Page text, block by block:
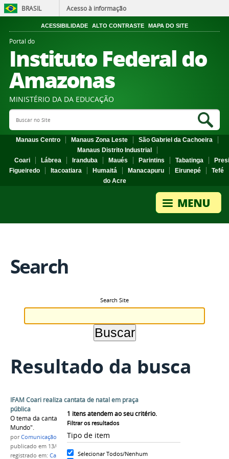
BRASIL Acesso à informação
ACESSIBILIDADE ALTO CONTRASTE MAPA DO SITE
Portal do
Instituto Federal do
Amazonas
MINISTÉRIO DA DA EDUCAÇÃO
Search Site
Manaus Centro Manaus Zona Leste
São Gabriel da Cachoeira
Manaus Distrito Industrial
Coari
Lábrea Iranduba Maués Parintins Tabatinga
Figueiredo
Itacoatiara Humaitá Manacapuru Eirunepé
Tefé
do Acre
Search
Search Site
Resultado da busca
1 itens atendem ao seu critério.
Filtrar os resultados
Tipo de item
Selecionar Todos/Nenhum
IFAM Coari realiza cantata de natal em praça
pública
O tema da cantata deste ano foi: "Jesus, a Luz do
Mundo".
porComunicação COARI
publicado em 13/01/2016
registrado em: Cantata,Campus Coari,2015